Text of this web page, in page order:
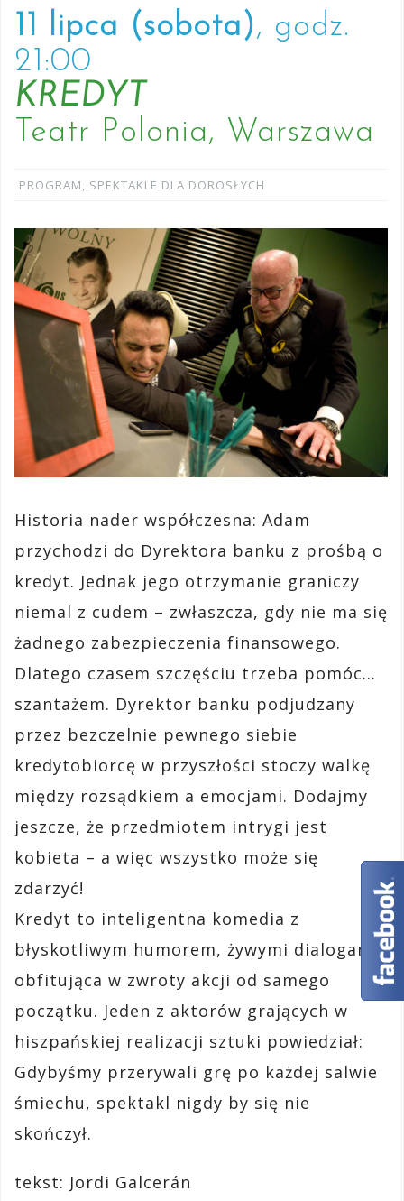
11 lipca (sobota), godz.
21:00
KREDYT
Teatr Polonia, Warszawa
PROGRAM, SPEKTAKLE DLA DOROSŁYCH
Historia nader współczesna: Adam
przychodzi do Dyrektora banku z prośbą o
kredyt. Jednak jego otrzymanie graniczy
niemal z cudem – zwłaszcza, gdy nie ma się
żadnego zabezpieczenia finansowego.
Dlatego czasem szczęściu trzeba pomóc…
szantażem. Dyrektor banku podjudzany
przez bezczelnie pewnego siebie
kredytobiorcę w przyszłości stoczy walkę
między rozsądkiem a emocjami. Dodajmy
jeszcze, że przedmiotem intrygi jest
kobieta – a więc wszystko może się
zdarzyć!
Kredyt to inteligentna komedia z
błyskotliwym humorem, żywymi dialogami,
obfitująca w zwroty akcji od samego
początku. Jeden z aktorów grających w
hiszpańskiej realizacji sztuki powiedział:
Gdybyśmy przerywali grę po każdej salwie
śmiechu, spektakl nigdy by się nie
skończył.
tekst: Jordi Galcerán